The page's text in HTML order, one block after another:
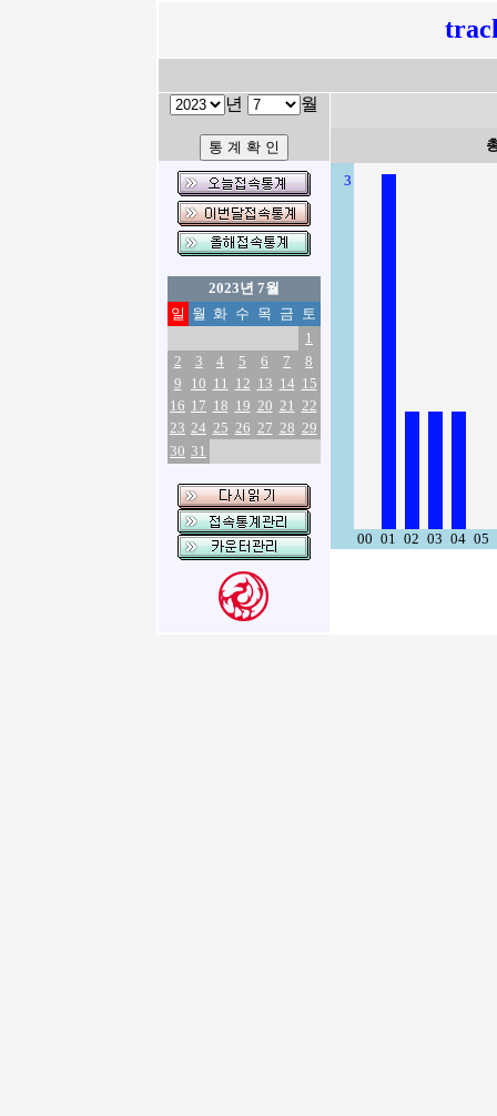
년 월
2023년 7월
일 월 화 수 목 금 토
1
2
3 4 5 6 7
8
9
10 11 12 13 14 15
16 17 18 19 20 21 22
23 24 25 26 27 28 29
30 31
3
00 01 02 03 04 05